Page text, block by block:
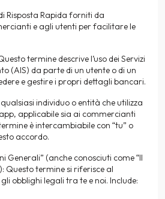
Risposta Rapida forniti da
e agli utenti per facilitare le
termine descrive l’uso dei Servizi
(AIS) da parte di un utente o di un
e gestire i propri dettagli bancari.
qualsiasi individuo o entità che utilizza
applicabile sia ai commercianti
è intercambiabile con “tu” o
accordo.
Generali” (anche conosciuti come “Il
Questo termine si riferisce al
obblighi legali tra te e noi. Include: